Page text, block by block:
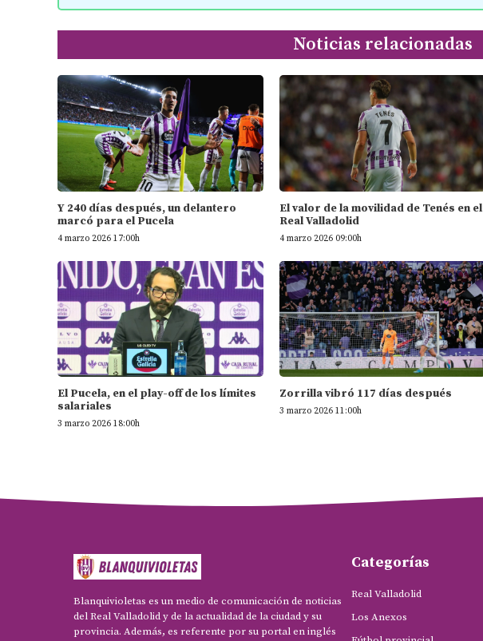
Noticias relacionadas
Y 240 días después, un delantero
marcó para el Pucela
4 marzo 2026 17:00h
El valor de la movilidad de Tenés en el
Real Valladolid
4 marzo 2026 09:00h
El Pucela, en el play-off de los límites
salariales
3 marzo 2026 18:00h
Zorrilla vibró 117 días después
3 marzo 2026 11:00h
Blanquivioletas es un medio de comunicación de noticias
del Real Valladolid y de la actualidad de la ciudad y su
provincia. Además, es referente por su portal en inglés
Categorías
Real Valladolid
Los Anexos